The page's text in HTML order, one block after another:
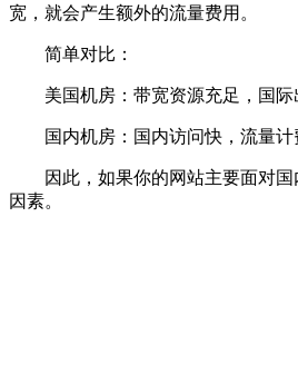
宽，就会产生额外的流量费用。
简单对比：
美国机房：带宽资源充足，国际
国内机房：国内访问快，流量计
因此，如果你的网站主要面对国
因素。